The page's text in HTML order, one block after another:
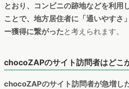
とおり、コンビニの跡地などを利用
ことで、地方居住者に「通いやすさ
ー獲得に繋がったと考えられます。
chocoZAPのサイト訪問者はどこ
chocoZAPのサイト訪問者が急増し